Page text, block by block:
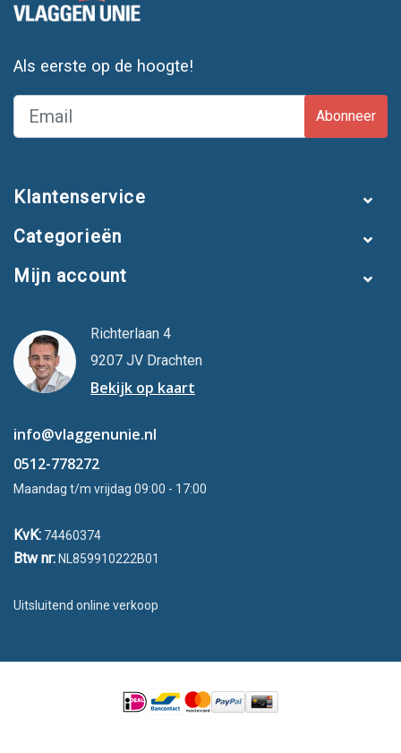
Als eerste op de hoogte!
Abonneer
Klantenservice
Categorieën
Mijn account
Richterlaan 4
9207 JV Drachten
Bekijk op kaart
info@vlaggenunie.nl
0512-778272
Maandag t/m vrijdag 09:00 - 17:00
KvK: 74460374
Btw nr: NL859910222B01
Uitsluitend online verkoop